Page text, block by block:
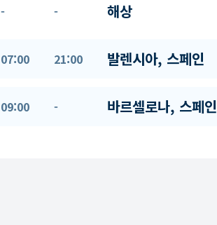
- - 해상
07:00 21:00 발렌시아, 스페인
09:00 - 바르셀로나, 스페인